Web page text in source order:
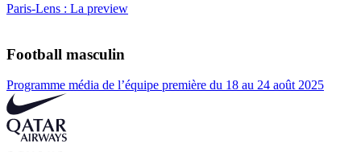
Paris-Lens : La preview
Football masculin
Programme média de l’équipe première du 18 au 24 août 2025